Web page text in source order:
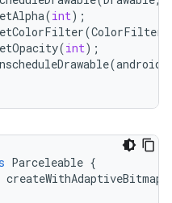
(int);
(ColorFilter
(int);
(android
Parceleable {
createWithAdaptiveBitmap